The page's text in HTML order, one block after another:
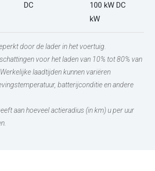
DC
100 kW DC
kW
door de lader in het voertuig.
voor het laden van 10% tot 80% van
laadtijden kunnen variëren
batterijconditie en andere
aan hoeveel actieradius (in km) u per uur